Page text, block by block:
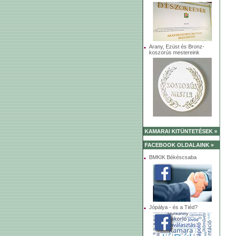
Arany, Ezüst és Bronz-
koszorús mestereink
KAMARAI KITÜNTETÉSEK »
FACEBOOK OLDALAINK »
BMKIK Békéscsaba
Jópálya - és a Tiéd?